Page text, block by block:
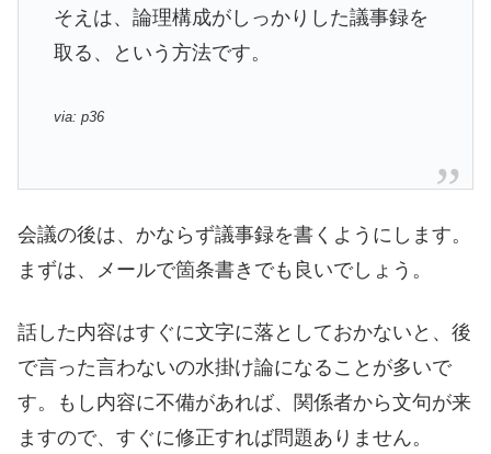
そえは、論理構成がしっかりした議事録を
取る、という方法です。
via: p36
会議の後は、かならず議事録を書くようにします。
まずは、メールで箇条書きでも良いでしょう。
話した内容はすぐに文字に落としておかないと、後
で言った言わないの水掛け論になることが多いで
す。もし内容に不備があれば、関係者から文句が来
ますので、すぐに修正すれば問題ありません。